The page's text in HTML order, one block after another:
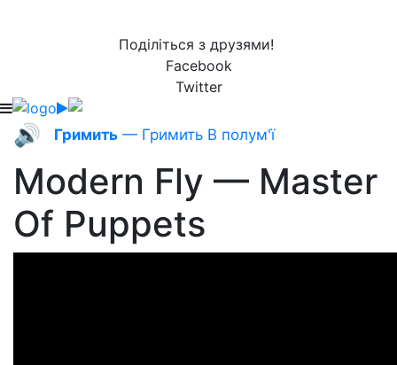
Поділіться з друзями!
Facebook
Twitter
🔊 Гримить — Гримить В полум'ї
Modern Fly — Master
Of Puppets